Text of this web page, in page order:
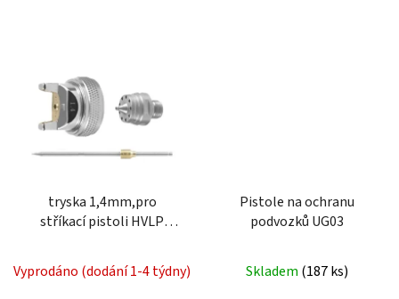
tryska 1,4mm,pro
stříkací pistoli HVLP
914
Vyprodáno (dodání 1-4 týdny)
Pistole na ochranu
podvozků UG03
Skladem (187 ks)